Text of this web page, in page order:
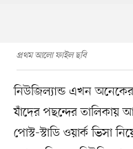
প্রথম আলো ফাইল ছবি
নিউজিল্যান্ড এখন
যাঁদের পছন্দের তালিকায়
পোস্ট-স্টাডি ওয়ার্ক ভিসা